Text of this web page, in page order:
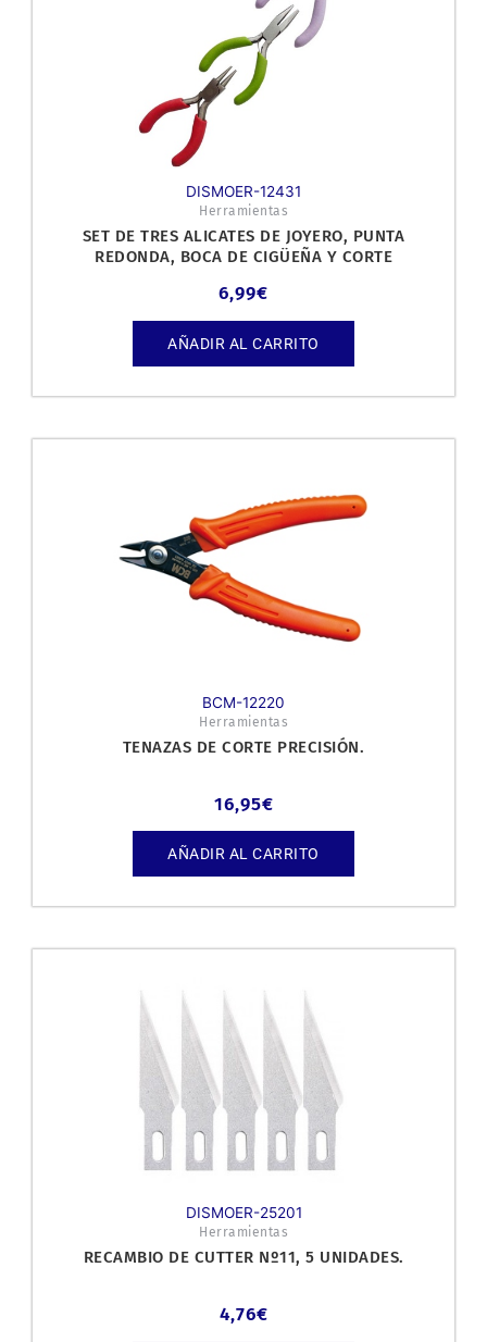
DISMOER-12431
Herramientas
SET DE TRES ALICATES DE JOYERO, PUNTA
REDONDA, BOCA DE CIGÜEÑA Y CORTE
6,99€
AÑADIR AL CARRITO
BCM-12220
Herramientas
TENAZAS DE CORTE PRECISIÓN.
16,95€
AÑADIR AL CARRITO
DISMOER-25201
Herramientas
RECAMBIO DE CUTTER Nº11, 5 UNIDADES.
4,76€